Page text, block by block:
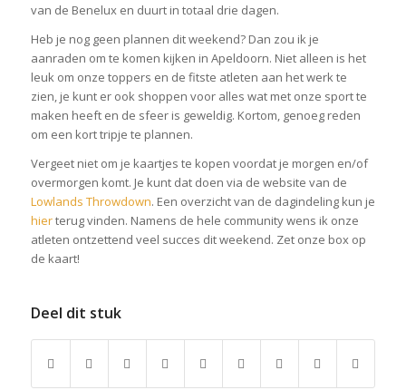
van de Benelux en duurt in totaal drie dagen.
Heb je nog geen plannen dit weekend? Dan zou ik je
aanraden om te komen kijken in Apeldoorn. Niet alleen is het
leuk om onze toppers en de fitste atleten aan het werk te
zien, je kunt er ook shoppen voor alles wat met onze sport te
maken heeft en de sfeer is geweldig. Kortom, genoeg reden
om een kort tripje te plannen.
Vergeet niet om je kaartjes te kopen voordat je morgen en/of
overmorgen komt. Je kunt dat doen via de website van de
Lowlands Throwdown. Een overzicht van de dagindeling kun je
hierterug vinden. Namens de hele community wens ik onze
atleten ontzettend veel succes dit weekend. Zet onze box op
de kaart!
Deel dit stuk